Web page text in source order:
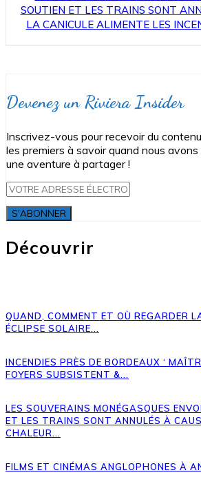
SOUTIEN ET LES TRAINS SONT
LA CANICULE ALIMENTE LES
Devenez un Riviera Insider
Inscrivez-vous pour recevoir du
les premiers à savoir quand nous
une aventure à partager !
S'ABONNER
Découvrir
QUAND, COMMENT ET OÙ REGARDER
ÉCLIPSE SOLAIRE...
INCENDIES PRÈS DE BORDEAUX ‘
FOYERS SUBSISTENT &...
LES SOUVERAINS MONÉGASQUES
ET LES TRAINS SONT ANNULÉS À
CHALEUR...
FILMS ET CINÉMAS ANGLOPHONES À